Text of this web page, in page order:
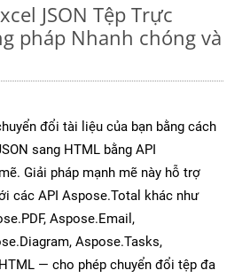
JSON Tệp Trực
pháp Nhanh chóng và
đổi tài liệu của bạn bằng cách
sang HTML bằng API
Giải pháp mạnh mẽ này hỗ trợ
các API Aspose.Total khác như
Aspose.Email,
Aspose.Tasks,
— cho phép chuyển đổi tệp đa